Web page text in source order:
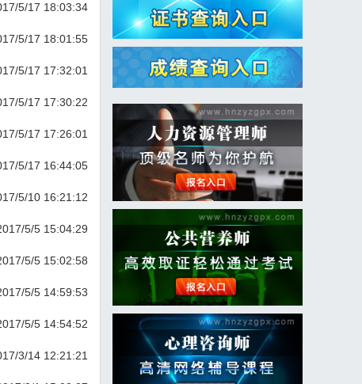
5/17 18:03:34
5/17 18:01:55
5/17 17:32:01
5/17 17:30:22
5/17 17:26:01
5/17 16:44:05
5/10 16:21:12
5/5 15:04:29
5/5 15:02:58
5/5 14:59:53
5/5 14:54:52
3/14 12:21:21